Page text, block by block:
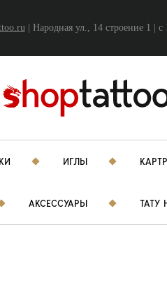
| Народная ул., 14 строение 1 | c
ИГЛЫ
АКСЕССУАРЫ ТАТУ